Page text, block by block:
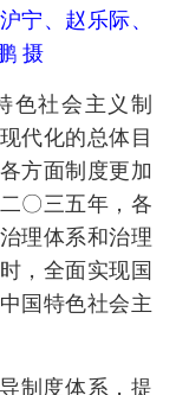
宁、赵乐际、
摄
色社会主义制
代化的总体目
方面制度更加
〇三五年，各
理体系和治理
，全面实现国
国特色社会主
制度体系，提